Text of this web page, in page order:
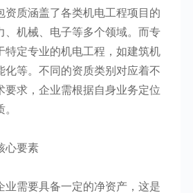
资质涵盖了各类机电工程项目的
、机械、电子等多个领域。而专
特定专业的机电工程，如建筑机
化等。不同的资质类别对应着不
要求，企业需根据自身业务定位
要素
需要具备一定的净资产，这是